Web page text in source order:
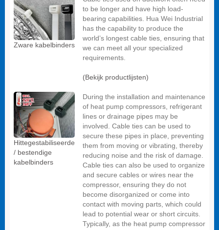
Zware kabelbinders
to be longer and have high load-
bearing capabilities. Hua Wei Industrial
has the capability to produce the
world’s longest cable ties, ensuring that
we can meet all your specialized
requirements.
(Bekijk productlijsten)
Hittegestabiliseerde
/ bestendige
kabelbinders
During the installation and maintenance
of heat pump compressors, refrigerant
lines or drainage pipes may be
involved. Cable ties can be used to
secure these pipes in place, preventing
them from moving or vibrating, thereby
reducing noise and the risk of damage.
Cable ties can also be used to organize
and secure cables or wires near the
compressor, ensuring they do not
become disorganized or come into
contact with moving parts, which could
lead to potential wear or short circuits.
Typically, as the heat pump compressor